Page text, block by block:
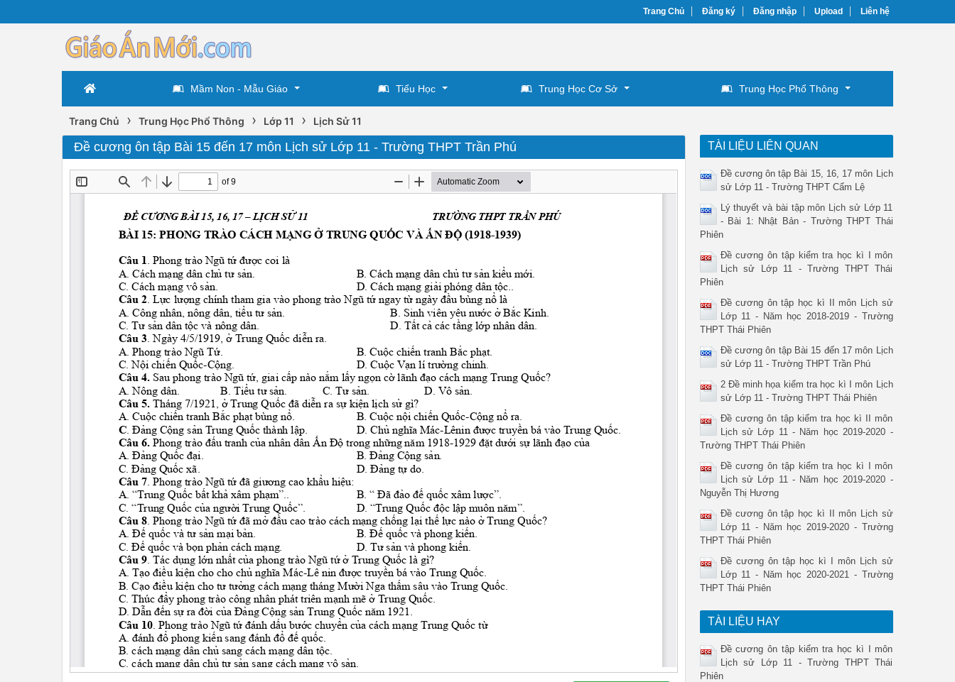
Trang Chủ Đăng ký Đăng nhập Upload Liên hệ
Mầm Non - Mẫu Giáo Tiểu Học Trung Học Cơ Sở Trung Học Phổ Thông
Trang Chủ › Trung Học Phổ Thông › Lớp 11 › Lịch Sử 11
Đề cương ôn tập Bài 15 đến 17 môn Lịch sử Lớp 11 - Trường THPT Trần Phú TÀI LIỆU LIÊN QUAN
Đề cương ôn tập Bài 15, 16, 17 môn Lịch
sử Lớp 11 - Trường THPT Cẩm Lệ
Lý thuyết và bài tập môn Lịch sử Lớp 11
- Bài 1: Nhật Bản - Trường THPT Thái
Phiên
Đề cương ôn tập kiểm tra học kì I môn
Lịch sử Lớp 11 - Trường THPT Thái
Phiên
Đề cương ôn tập học kì II môn Lịch sử
Lớp 11 - Năm học 2018-2019 - Trường
THPT Thái Phiên
Đề cương ôn tập Bài 15 đến 17 môn Lịch
sử Lớp 11 - Trường THPT Trần Phú
2 Đề minh họa kiểm tra học kì I môn Lịch
sử Lớp 11 - Trường THPT Thái Phiên
Đề cương ôn tập kiểm tra học kì II môn
Lịch sử Lớp 11 - Năm học 2019-2020 -
Trường THPT Thái Phiên
Đề cương ôn tập kiểm tra học kì I môn
Lịch sử Lớp 11 - Năm học 2019-2020 -
Nguyễn Thị Hương
Đề cương ôn tập học kì II môn Lịch sử
Lớp 11 - Năm học 2019-2020 - Trường
THPT Thái Phiên
Đề cương ôn tập học kì I môn Lịch sử
Lớp 11 - Năm học 2020-2021 - Trường
THPT Thái Phiên
TÀI LIỆU HAY
Đề cương ôn tập kiểm tra học kì I môn
Lịch sử Lớp 11 - Trường THPT Thái
Phiên